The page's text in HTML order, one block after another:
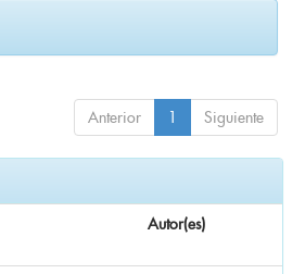
Anterior 1 Siguiente
Autor(es)